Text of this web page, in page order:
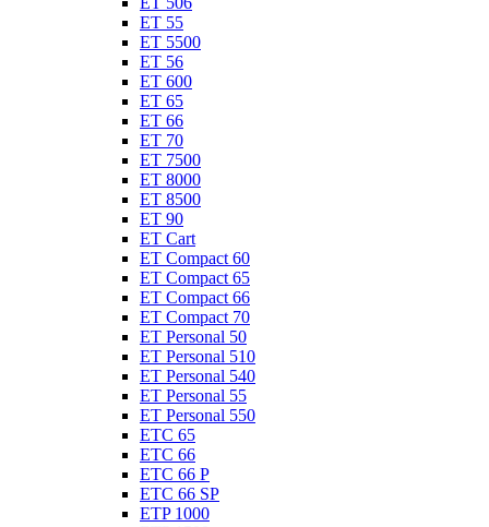
ET 55
ET 5500
ET 56
ET 600
ET 65
ET 66
ET 70
ET 7500
ET 8000
ET 8500
ET 90
ET Cart
ET Compact 60
ET Compact 65
ET Compact 66
ET Compact 70
ET Personal 50
ET Personal 510
ET Personal 540
ET Personal 55
ET Personal 550
ETC 65
ETC 66
ETC 66 P
ETC 66 SP
ETP 1000